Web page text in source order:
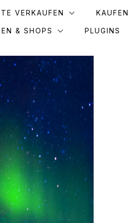
VERKAUFEN KAUFEN
& SHOPS PLUGINS